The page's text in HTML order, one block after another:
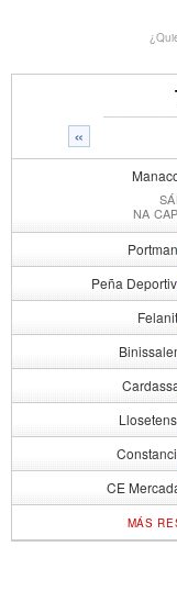
«
NA
Peña
CE
MÁS